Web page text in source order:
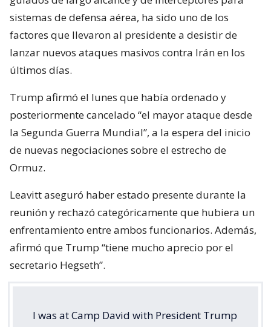
sistemas de defensa aérea, ha sido uno de los
factores que llevaron al presidente a desistir de
lanzar nuevos ataques masivos contra Irán en los
últimos días.
Trump afirmó el lunes que había ordenado y
posteriormente cancelado “el mayor ataque desde
la Segunda Guerra Mundial”, a la espera del inicio
de nuevas negociaciones sobre el estrecho de
Ormuz.
Leavitt aseguró haber estado presente durante la
reunión y rechazó categóricamente que hubiera un
enfrentamiento entre ambos funcionarios. Además,
afirmó que Trump “tiene mucho aprecio por el
secretario Hegseth”.
I was at Camp David with President Trump